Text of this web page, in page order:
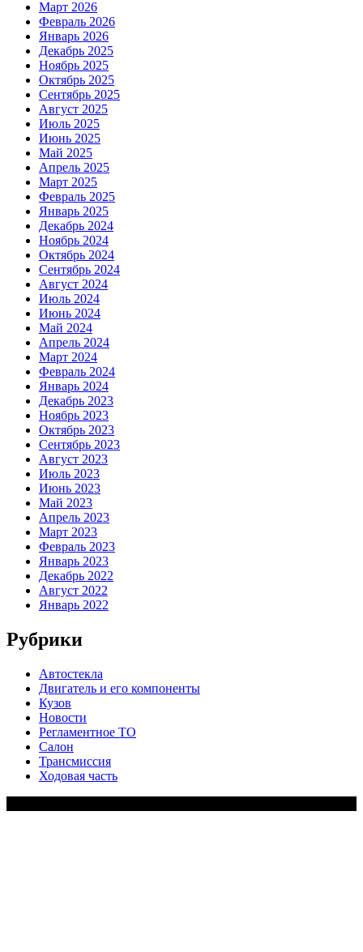
Март 2026
Февраль 2026
Январь 2026
Декабрь 2025
Ноябрь 2025
Октябрь 2025
Сентябрь 2025
Август 2025
Июль 2025
Июнь 2025
Май 2025
Апрель 2025
Март 2025
Февраль 2025
Январь 2025
Декабрь 2024
Ноябрь 2024
Октябрь 2024
Сентябрь 2024
Август 2024
Июль 2024
Июнь 2024
Май 2024
Апрель 2024
Март 2024
Февраль 2024
Январь 2024
Декабрь 2023
Ноябрь 2023
Октябрь 2023
Сентябрь 2023
Август 2023
Июль 2023
Июнь 2023
Май 2023
Апрель 2023
Март 2023
Февраль 2023
Январь 2023
Декабрь 2022
Август 2022
Январь 2022
Рубрики
Автостекла
Двигатель и его компоненты
Кузов
Новости
Регламентное ТО
Салон
Трансмиссия
Ходовая часть